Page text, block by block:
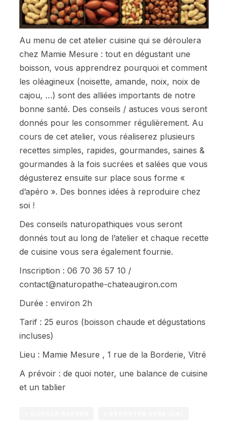
Au menu de cet atelier cuisine qui se déroulera
chez Mamie Mesure : tout en dégustant une
boisson, vous apprendrez pourquoi et comment
les oléagineux (noisette, amande, noix, noix de
cajou, …) sont des alliées importants de notre
bonne santé. Des conseils / astuces vous seront
donnés pour les consommer régulièrement. Au
cours de cet atelier, vous réaliserez plusieurs
recettes simples, rapides, gourmandes, saines &
gourmandes à la fois sucrées et salées que vous
dégusterez ensuite sur place sous forme «
d’apéro ». Des bonnes idées à reproduire chez
soi !
Des conseils naturopathiques vous seront
donnés tout au long de l’atelier et chaque recette
de cuisine vous sera également fournie.
Inscription : 06 70 36 57 10 /
contact@naturopathe-chateaugiron.com
Durée : environ 2h
Tarif : 25 euros (boisson chaude et dégustations
incluses)
Lieu : Mamie Mesure , 1 rue de la Borderie, Vitré
A prévoir : de quoi noter, une balance de cuisine
et un tablier